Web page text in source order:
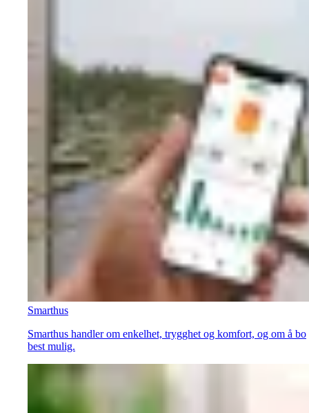
Smarthus
Smarthus handler om enkelhet, trygghet og komfort, og om å bo
best mulig.